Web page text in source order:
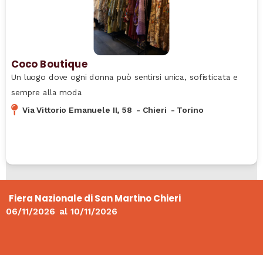
Coco Boutique
Un luogo dove ogni donna può sentirsi unica, sofisticata e
sempre alla moda
Via Vittorio Emanuele II, 58 - Chieri - Torino
Fiera Nazionale di San Martino Chieri
06/11/2026 al 10/11/2026